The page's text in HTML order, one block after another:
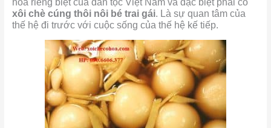
hóa riêng biệt của dân tộc Việt Nam và đặc biệt phải có
xôi chè cúng thôi nôi bé trai gái. Là sự quan tâm của
thế hệ đi trước với cuộc sống của thế hệ kế tiếp.